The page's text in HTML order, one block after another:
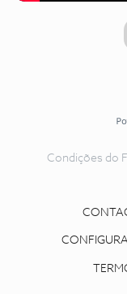
Condições do